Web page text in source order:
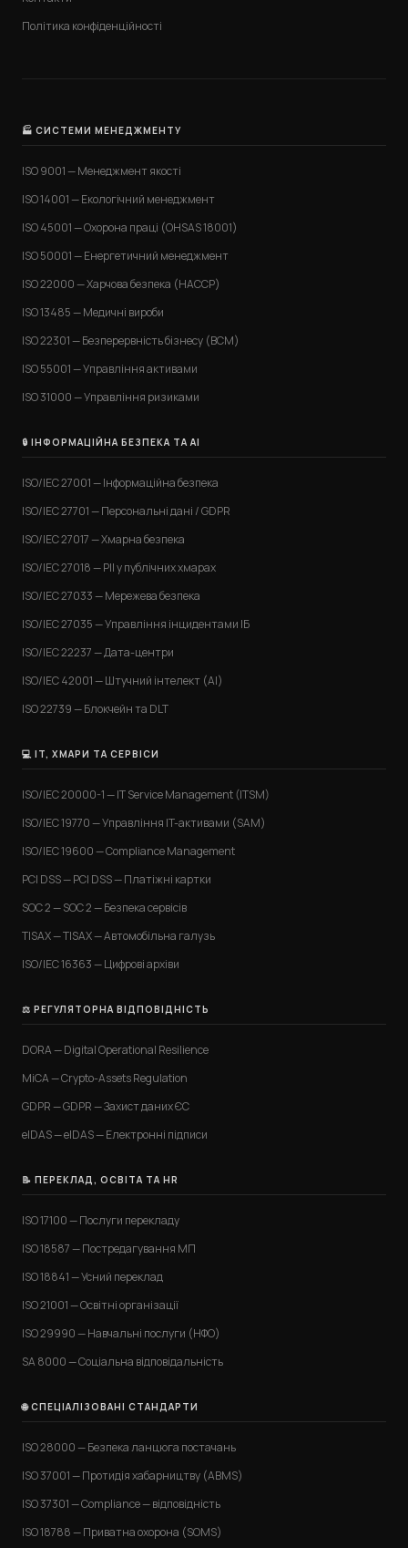
Політика конфіденційності
🏭 СИСТЕМИ МЕНЕДЖМЕНТУ
ISO 9001 — Менеджмент якості
ISO 14001 — Екологічний менеджмент
ISO 45001 — Охорона праці (OHSAS 18001)
ISO 50001 — Енергетичний менеджмент
ISO 22000 — Харчова безпека (HACCP)
ISO 13485 — Медичні вироби
ISO 22301 — Безперервність бізнесу (BCM)
ISO 55001 — Управління активами
ISO 31000 — Управління ризиками
🔒 ІНФОРМАЦІЙНА БЕЗПЕКА ТА AI
ISO/IEC 27001 — Інформаційна безпека
ISO/IEC 27701 — Персональні дані / GDPR
ISO/IEC 27017 — Хмарна безпека
ISO/IEC 27018 — PII у публічних хмарах
ISO/IEC 27033 — Мережева безпека
ISO/IEC 27035 — Управління інцидентами ІБ
ISO/IEC 22237 — Дата-центри
ISO/IEC 42001 — Штучний інтелект (AI)
ISO 22739 — Блокчейн та DLT
💻 IT, ХМАРИ ТА СЕРВІСИ
ISO/IEC 20000-1 — IT Service Management (ITSM)
ISO/IEC 19770 — Управління IT-активами (SAM)
ISO/IEC 19600 — Compliance Management
PCI DSS — PCI DSS — Платіжні картки
SOC 2 — SOC 2 — Безпека сервісів
TISAX — TISAX — Автомобільна галузь
ISO/IEC 16363 — Цифрові архіви
⚖️ РЕГУЛЯТОРНА ВІДПОВІДНІСТЬ
DORA — Digital Operational Resilience
MiCA — Crypto-Assets Regulation
GDPR — GDPR — Захист даних ЄС
eIDAS — eIDAS — Електронні підписи
📝 ПЕРЕКЛАД, ОСВІТА ТА HR
ISO 17100 — Послуги перекладу
ISO 18587 — Постредагування МП
ISO 18841 — Усний переклад
ISO 21001 — Освітні організації
ISO 29990 — Навчальні послуги (НФО)
SA 8000 — Соціальна відповідальність
🌐 СПЕЦІАЛІЗОВАНІ СТАНДАРТИ
ISO 28000 — Безпека ланцюга постачань
ISO 37001 — Протидія хабарництву (ABMS)
ISO 37301 — Compliance — відповідність
ISO 18788 — Приватна охорона (SOMS)